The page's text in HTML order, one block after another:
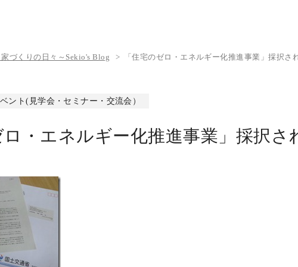
づくりの日々～Sekio's Blog 「住宅のゼロ・エネルギー化推進事業」採択さ
ント(見学会・セミナー・交流会）
ロ・エネルギー化推進事業」採択さ